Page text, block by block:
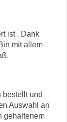
ist . Dank
mit allem
bestellt und
Auswahl an
gehaltenem